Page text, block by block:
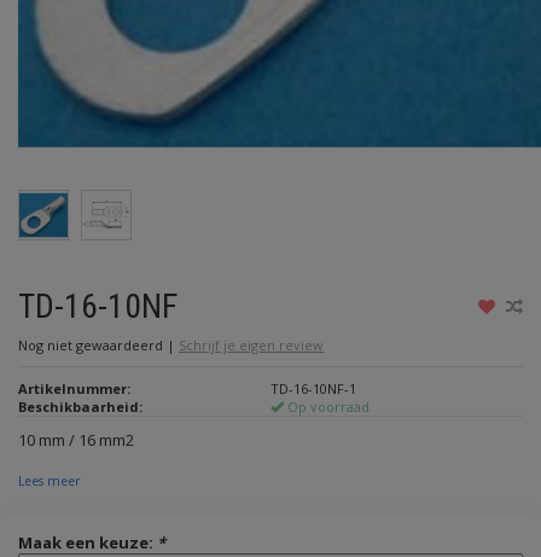
TD-16-10NF
Nog niet gewaardeerd | Schrijf je eigen review
Artikelnummer:
TD-16-10NF-1
Beschikbaarheid:
Op voorraad
10 mm / 16 mm2
Lees meer
Maak een keuze: *